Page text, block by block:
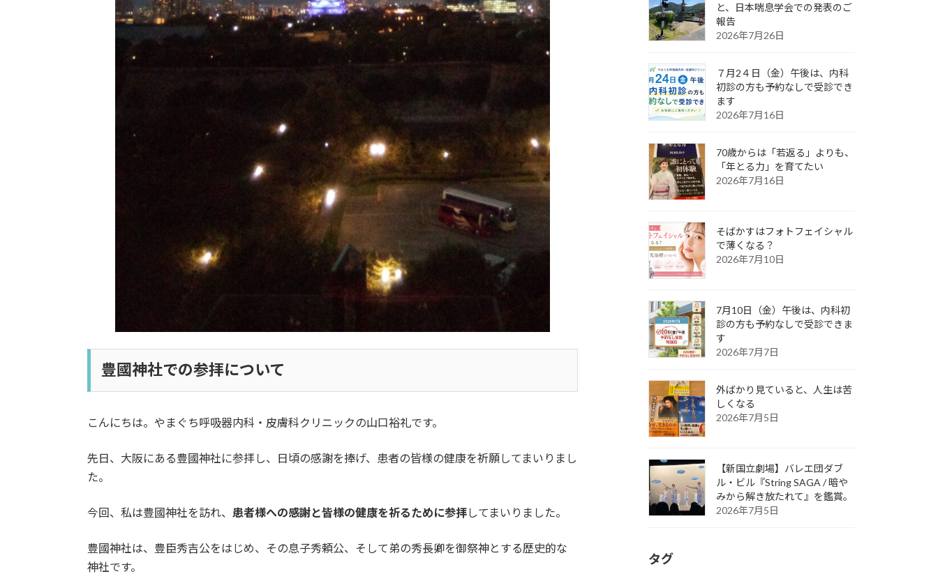
豊國神社での参拝について
こんにちは。やまぐち呼吸器内科・皮膚科クリニックの山口裕礼です。
先日、大阪にある豊國神社に参拝し、日頃の感謝を捧げ、患者の皆様の健康を祈願してまいりまし
た。
今回、私は豊國神社を訪れ、 患者様への感謝と皆様の健康を祈るために参拝してまいりました。
豊國神社は、豊臣秀吉公をはじめ、その息子秀頼公、そして弟の秀長卿を御祭神とする歴史的な
神社です。
と、日本喘息学会での発表のご
報告
2026年7月26日
７月2４日（金）午後は、内科
初診の方も予約なしで受診でき
ます
2026年7月16日
70歳からは「若返る」よりも、
「年とる力」を育てたい
2026年7月16日
そばかすはフォトフェイシャル
で薄くなる？
2026年7月10日
7月10日（金）午後は、内科初
診の方も予約なしで受診できま
す
2026年7月7日
外ばかり見ていると、人生は苦
しくなる
2026年7月5日
【新国立劇場】バレエ団ダブ
ル・ビル『String SAGA / 暗や
みから解き放たれて』を鑑賞。
2026年7月5日
タグ